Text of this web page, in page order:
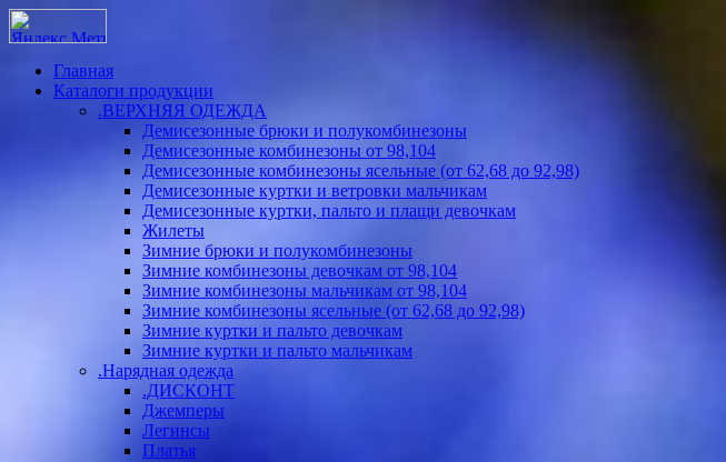
Главная
Каталоги продукции
.ВЕРХНЯЯ ОДЕЖДА
Демисезонные брюки и полукомбинезоны
Демисезонные комбинезоны от 98,104
Демисезонные комбинезоны ясельные (от 62,68 до 92,98)
Демисезонные куртки и ветровки мальчикам
Демисезонные куртки, пальто и плащи девочкам
Жилеты
Зимние брюки и полукомбинезоны
Зимние комбинезоны девочкам от 98,104
Зимние комбинезоны мальчикам от 98,104
Зимние комбинезоны ясельные (от 62,68 до 92,98)
Зимние куртки и пальто девочкам
Зимние куртки и пальто мальчикам
.Нарядная одежда
.ДИСКОНТ
Джемперы
Легинсы
Платья